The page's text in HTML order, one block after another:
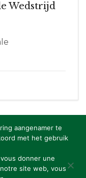
Wedstrijd
aangenamer te
met het gebruik
donner une
site web, vous